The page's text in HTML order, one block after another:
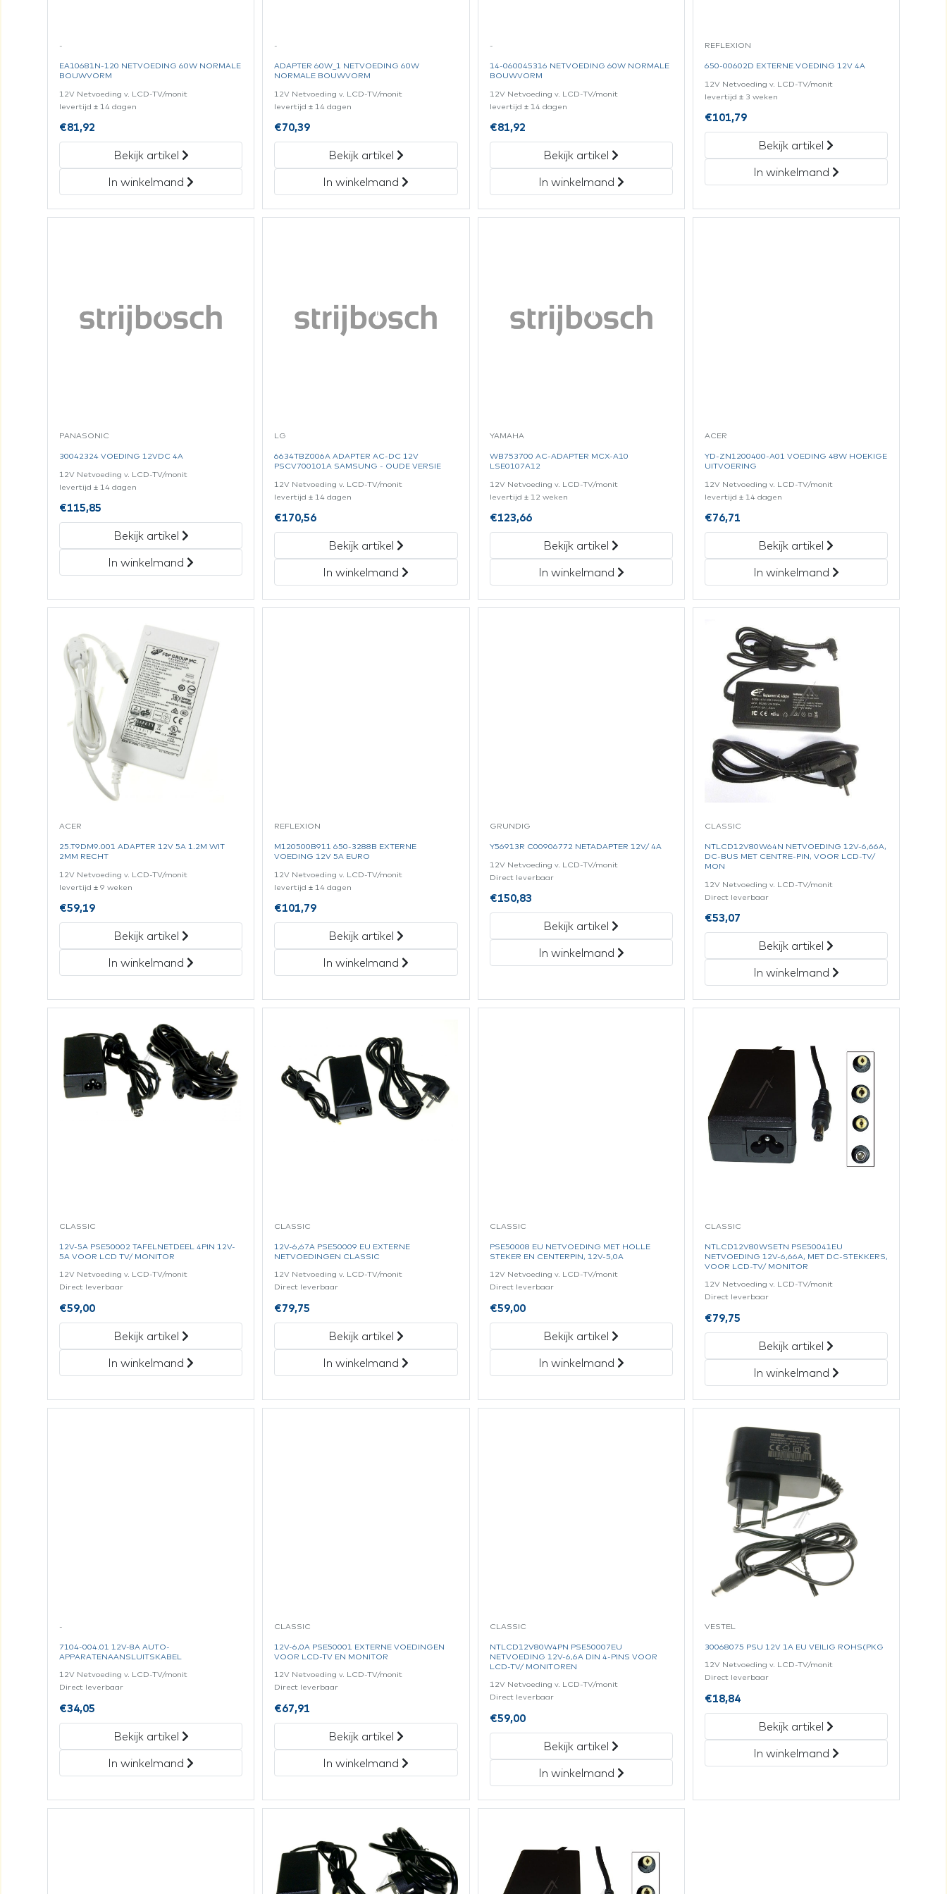
-
EA10681N-120 NETVOEDING 60W NORMALE
BOUWVORM
12V Netvoeding v. LCD-TV/monit
levertijd ± 14 dagen
€81,92
Bekijk artikel
In winkelmand
-
ADAPTER 60W_1 NETVOEDING 60W
NORMALE BOUWVORM
12V Netvoeding v. LCD-TV/monit
levertijd ± 14 dagen
€70,39
Bekijk artikel
In winkelmand
-
14-060045316 NETVOEDING 60W NORMALE
BOUWVORM
12V Netvoeding v. LCD-TV/monit
levertijd ± 14 dagen
€81,92
Bekijk artikel
In winkelmand
REFLEXION
650-00602D EXTERNE VOEDING 12V 4A
12V Netvoeding v. LCD-TV/monit
levertijd ± 3 weken
€101,79
Bekijk artikel
In winkelmand
PANASONIC
30042324 VOEDING 12VDC 4A
12V Netvoeding v. LCD-TV/monit
levertijd ± 14 dagen
€115,85
Bekijk artikel
In winkelmand
LG
6634TBZ006A ADAPTER AC-DC 12V
PSCV700101A SAMSUNG - OUDE VERSIE
12V Netvoeding v. LCD-TV/monit
levertijd ± 14 dagen
€170,56
Bekijk artikel
In winkelmand
YAMAHA
WB753700 AC-ADAPTER MCX-A10
LSE0107A12
12V Netvoeding v. LCD-TV/monit
levertijd ± 12 weken
€123,66
Bekijk artikel
In winkelmand
ACER
YD-ZN1200400-A01 VOEDING 48W HOEKIGE
UITVOERING
12V Netvoeding v. LCD-TV/monit
levertijd ± 14 dagen
€76,71
Bekijk artikel
In winkelmand
ACER
25.T9DM9.001 ADAPTER 12V 5A 1.2M WIT
2MM RECHT
12V Netvoeding v. LCD-TV/monit
levertijd ± 9 weken
€59,19
Bekijk artikel
In winkelmand
REFLEXION
M120500B911 650-3288B EXTERNE
VOEDING 12V 5A EURO
12V Netvoeding v. LCD-TV/monit
levertijd ± 14 dagen
€101,79
Bekijk artikel
In winkelmand
GRUNDIG
Y56913R C00906772 NETADAPTER 12V/ 4A
12V Netvoeding v. LCD-TV/monit
Direct leverbaar
€150,83
Bekijk artikel
In winkelmand
CLASSIC
NTLCD12V80W64N NETVOEDING 12V-6,66A,
DC-BUS MET CENTRE-PIN, VOOR LCD-TV/
MON
12V Netvoeding v. LCD-TV/monit
Direct leverbaar
€53,07
Bekijk artikel
In winkelmand
CLASSIC
12V-5A PSE50002 TAFELNETDEEL 4PIN 12V-
5A VOOR LCD TV/ MONITOR
12V Netvoeding v. LCD-TV/monit
Direct leverbaar
€59,00
Bekijk artikel
In winkelmand
CLASSIC
12V-6,67A PSE50009 EU EXTERNE
NETVOEDINGEN CLASSIC
12V Netvoeding v. LCD-TV/monit
Direct leverbaar
€79,75
Bekijk artikel
In winkelmand
CLASSIC
PSE50008 EU NETVOEDING MET HOLLE
STEKER EN CENTERPIN, 12V-5,0A
12V Netvoeding v. LCD-TV/monit
Direct leverbaar
€59,00
Bekijk artikel
In winkelmand
CLASSIC
NTLCD12V80WSETN PSE50041EU
NETVOEDING 12V-6,66A, MET DC-STEKKERS,
VOOR LCD-TV/ MONITOR
12V Netvoeding v. LCD-TV/monit
Direct leverbaar
€79,75
Bekijk artikel
In winkelmand
-
7104-004.01 12V-8A AUTO-
APPARATENAANSLUITSKABEL
12V Netvoeding v. LCD-TV/monit
Direct leverbaar
€34,05
Bekijk artikel
In winkelmand
CLASSIC
12V-6,0A PSE50001 EXTERNE VOEDINGEN
VOOR LCD-TV EN MONITOR
12V Netvoeding v. LCD-TV/monit
Direct leverbaar
€67,91
Bekijk artikel
In winkelmand
CLASSIC
NTLCD12V80W4PN PSE50007EU
NETVOEDING 12V-6,6A DIN 4-PINS VOOR
LCD-TV/ MONITOREN
12V Netvoeding v. LCD-TV/monit
Direct leverbaar
€59,00
Bekijk artikel
In winkelmand
VESTEL
30068075 PSU 12V 1A EU VEILIG ROHS(PKG
12V Netvoeding v. LCD-TV/monit
Direct leverbaar
€18,84
Bekijk artikel
In winkelmand